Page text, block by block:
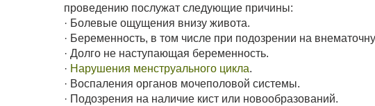
проведению послужат следующие причины:
· Болевые ощущения внизу живота.
· Беременность, в том числе при подозрении на
· Долго не наступающая беременность.
· Нарушения менструального цикла.
· Воспаления органов мочеполовой системы.
· Подозрения на наличие кист или новообразований.